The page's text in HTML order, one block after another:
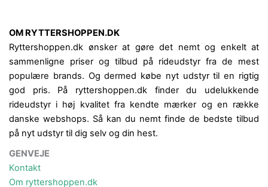
OM RYTTERSHOPPEN.DK
Ryttershoppen.dk ønsker at gøre det nemt og enkelt at
sammenligne priser og tilbud på rideudstyr fra de mest
populære brands. Og dermed købe nyt udstyr til en rigtig
god pris. På ryttershoppen.dk finder du udelukkende
rideudstyr i høj kvalitet fra kendte mærker og en række
danske webshops. Så kan du nemt finde de bedste tilbud
på nyt udstyr til dig selv og din hest.
GENVEJE
Kontakt
Om ryttershoppen.dk